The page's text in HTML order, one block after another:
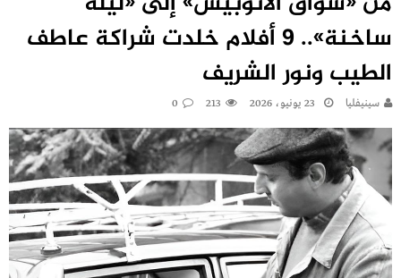
ساخنة».. 9 أفلام خلدت شراكة عاطف
الطيب ونور الشريف
سينيفليا 23 يونيو، 2026 213
0